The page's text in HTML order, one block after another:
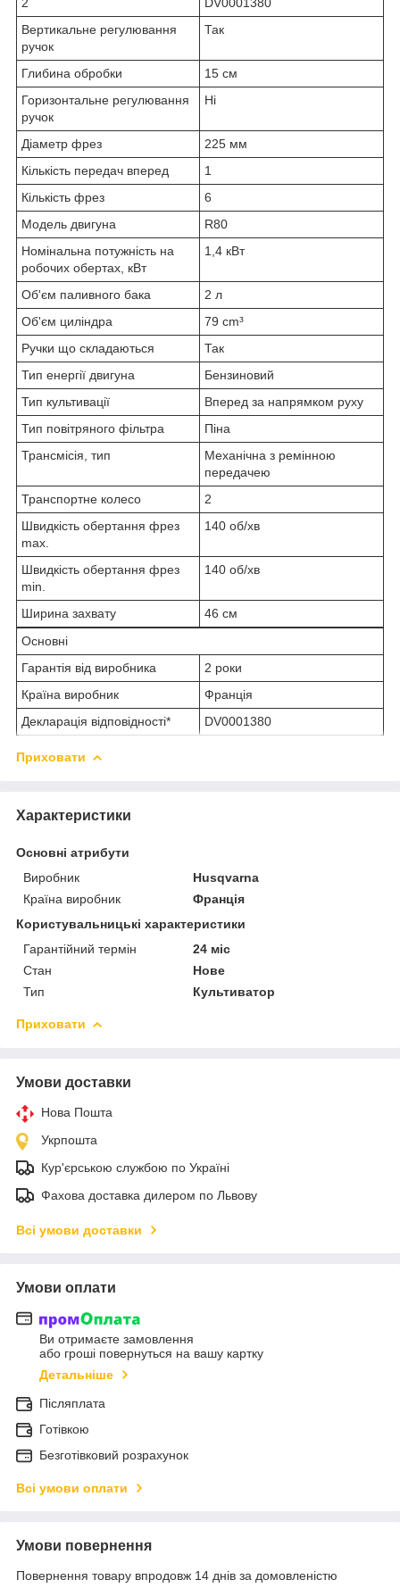
Вертикальне регулювання
ручок
Так
Глибина обробки
15 см
Горизонтальне регулювання
ручок
Ні
Діаметр фрез
225 мм
Кількість передач вперед
1
Кількість фрез
6
Модель двигуна
R80
Номінальна потужність на
робочих обертах, кВт
1,4 кВт
Об'єм паливного бака
2 л
Об'єм циліндра
79 cm³
Ручки що складаються
Так
Тип енергії двигуна
Бензиновий
Тип культивації
Вперед за напрямком руху
Тип повітряного фільтра
Піна
Трансмісія, тип
Механічна з ремінною
передачею
Транспортне колесо
2
Швидкість обертання фрез
max.
140 об/хв
Швидкість обертання фрез
min.
140 об/хв
Ширина захвату
46 см
Основні
Гарантія від виробника
2 роки
Країна виробник
Франція
Декларація відповідності*
DV0001380
Приховати
Характеристики
Основні атрибути
Виробник
Husqvarna
Країна виробник
Франція
Користувальницькі характеристики
Гарантійний термін
24 міс
Стан
Нове
Тип
Культиватор
Приховати
Умови доставки
Нова Пошта
Укрпошта
Кур'єрською службою по Україні
Фахова доставка дилером по Львову
Всі умови доставки
Умови оплати
Ви отримаєте замовлення
або гроші повернуться на вашу картку
Детальніше
Післяплата
Готівкою
Безготівковий розрахунок
Всі умови оплати
Умови повернення
Повернення товару впродовж 14 днів за домовленістю